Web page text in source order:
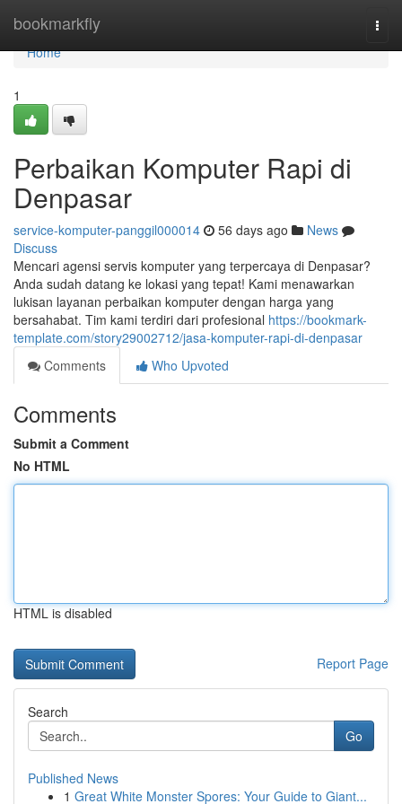
bookmarkfly
Home
Home
1
Perbaikan Komputer Rapi di
Denpasar
service-komputer-panggil000014 56 days ago
News
Discuss
Mencari agensi servis komputer yang terpercaya di Denpasar?
Anda sudah datang ke lokasi yang tepat! Kami menawarkan
lukisan layanan perbaikan komputer dengan harga yang
bersahabat. Tim kami terdiri dari profesional https://bookmark-
template.com/story29002712/jasa-komputer-rapi-di-denpasar
Comments
Who Upvoted
Comments
Submit a Comment
No HTML
HTML is disabled
Report Page
Search
Go
Published News
1 Great White Monster Spores: Your Guide to Giant...